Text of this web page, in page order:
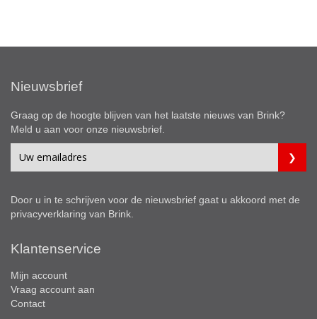
Nieuwsbrief
Graag op de hoogte blijven van het laatste nieuws van Brink?
Meld u aan voor onze nieuwsbrief.
Door u in te schrijven voor de nieuwsbrief gaat u akkoord met de
privacyverklaring van Brink.
Klantenservice
Mijn account
Vraag account aan
Contact